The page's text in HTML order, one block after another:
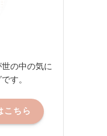
の中の気に
す。
こちら